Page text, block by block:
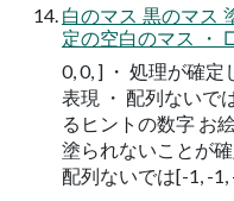
白のマス 黒のマス
定の空白のマス
0, 0, ] ・ 処理が確
表現 ・ 配列ないで
るヒントの数字 お
塗られないことが
配列ないでは[-1, -1,